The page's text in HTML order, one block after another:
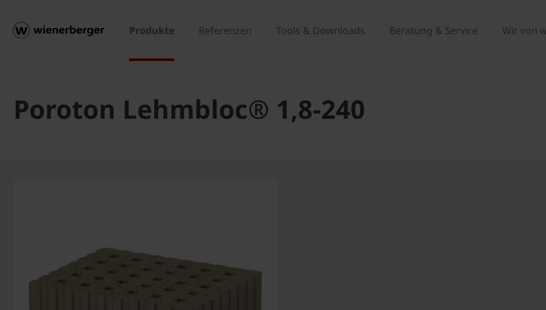
Produkte Referenzen Tools & Downloads Beratung & Service Wir von
Poroton Lehmbloc® 1,8-240